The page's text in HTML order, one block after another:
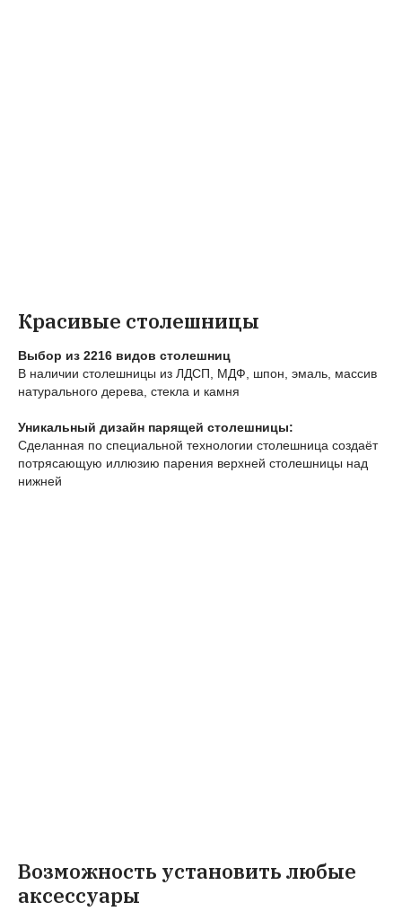
Красивые столешницы
Выбор из 2216 видов столешниц
В наличии столешницы из ЛДСП, МДФ, шпон, эмаль, массив
натурального дерева, стекла и камня
Уникальный дизайн парящей столешницы:
Сделанная по специальной технологии столешница создаёт
потрясающую иллюзию парения верхней столешницы над
нижней
Возможность установить любые
аксессуары